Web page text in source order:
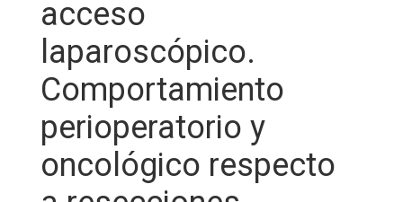
acceso
laparoscópico.
Comportamiento
perioperatorio y
oncológico respecto